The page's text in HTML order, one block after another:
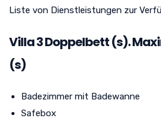
Liste von Dienstleistungen zur
Villa3Doppelbett (s).
(s)
Badezimmer mit Badewanne
Safebox